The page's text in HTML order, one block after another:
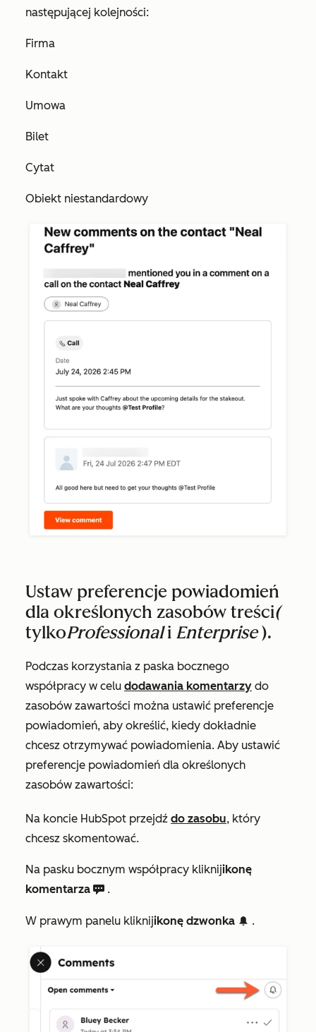
następującej kolejności:
Firma
Kontakt
Umowa
Bilet
Cytat
Obiekt niestandardowy
Ustaw preferencje powiadomień
dla określonych zasobów treści(
tylkoProfessionali Enterprise).
Podczas korzystania z paska bocznego
współpracy w celu dodawania komentarzy do
zasobów zawartości można ustawić preferencje
powiadomień, aby określić, kiedy dokładnie
chcesz otrzymywać powiadomienia. Aby ustawić
preferencje powiadomień dla określonych
zasobów zawartości:
Na koncie HubSpot przejdź do zasobu, który
chcesz skomentować.
Na pasku bocznym współpracy kliknijikonę
komentarza comments c .
W prawym panelu kliknijikonę dzwonka notification .